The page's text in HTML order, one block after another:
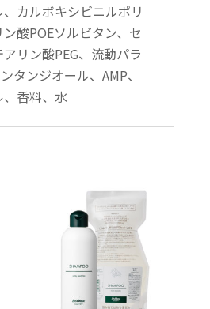
カルボキシビニルポリ
酸POEソルビタン、セ
リン酸PEG、流動パラ
タンジオール、AMP、
香料、水